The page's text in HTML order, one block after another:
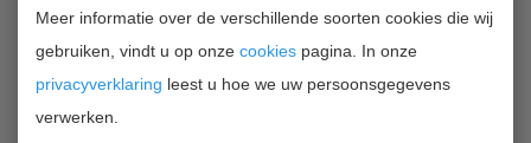
Meer informatie over de verschillende soorten cookies die wij
gebruiken, vindt u op onze cookies pagina. In onze
privacyverklaring leest u hoe we uw persoonsgegevens
verwerken.
Het geld is afkomstig uit het Subsidiekader restauratie
en stimulering herbestemming monumenten. De
regeling is bestemd voor projecten, die gericht zijn op
restauratiebehoeftige monumenten en monumenten